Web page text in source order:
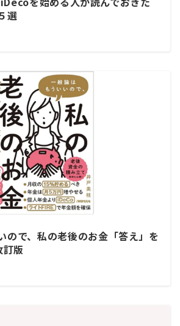
選
ので、私の老後のお金「答え」を
訂版